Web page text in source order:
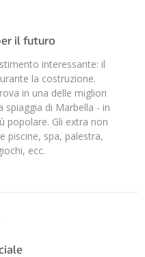
il futuro
interessante: il
la costruzione.
in una delle migliori
spiaggia di Marbella - in
popolare. Gli extra non
piscine, spa, palestra,
ecc.